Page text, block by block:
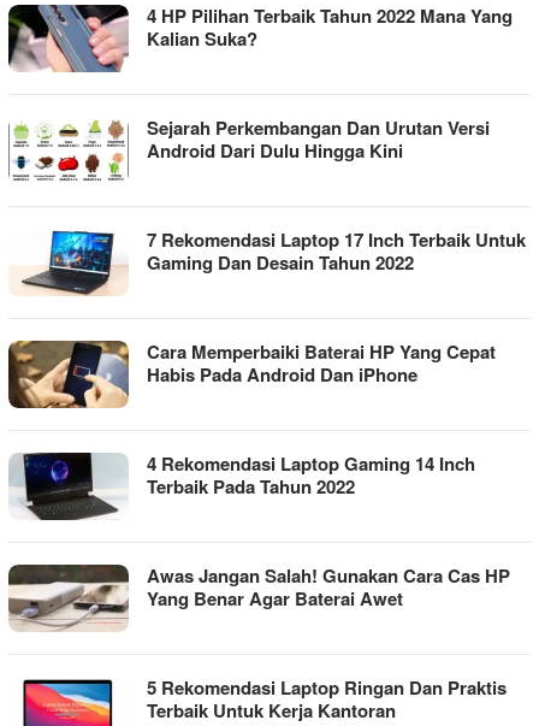
4 HP Pilihan Terbaik Tahun 2022 Mana Yang
Kalian Suka?
Sejarah Perkembangan Dan Urutan Versi
Android Dari Dulu Hingga Kini
7 Rekomendasi Laptop 17 Inch Terbaik Untuk
Gaming Dan Desain Tahun 2022
Cara Memperbaiki Baterai HP Yang Cepat
Habis Pada Android Dan iPhone
4 Rekomendasi Laptop Gaming 14 Inch
Terbaik Pada Tahun 2022
Awas Jangan Salah! Gunakan Cara Cas HP
Yang Benar Agar Baterai Awet
5 Rekomendasi Laptop Ringan Dan Praktis
Terbaik Untuk Kerja Kantoran